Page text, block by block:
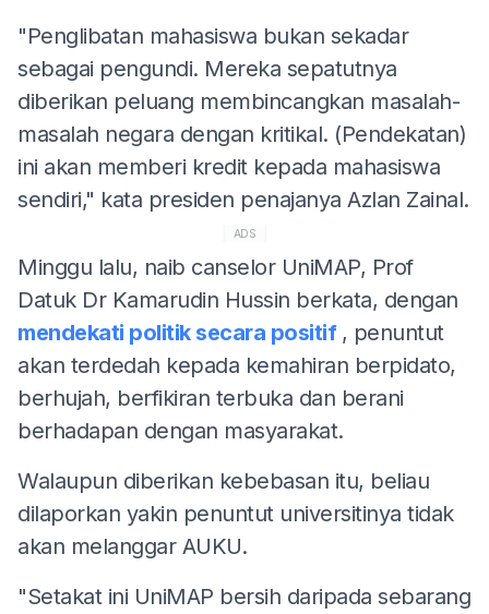
"Penglibatan mahasiswa bukan sekadar
sebagai pengundi. Mereka sepatutnya
diberikan peluang membincangkan masalah-
masalah negara dengan kritikal. (Pendekatan)
ini akan memberi kredit kepada mahasiswa
sendiri," kata presiden penajanya Azlan Zainal.
ADS
Minggu lalu, naib canselor UniMAP, Prof
Datuk Dr Kamarudin Hussin berkata, dengan
mendekati politik secara positif , penuntut
akan terdedah kepada kemahiran berpidato,
berhujah, berfikiran terbuka dan berani
berhadapan dengan masyarakat.
Walaupun diberikan kebebasan itu, beliau
dilaporkan yakin penuntut universitinya tidak
akan melanggar AUKU.
"Setakat ini UniMAP bersih daripada sebarang